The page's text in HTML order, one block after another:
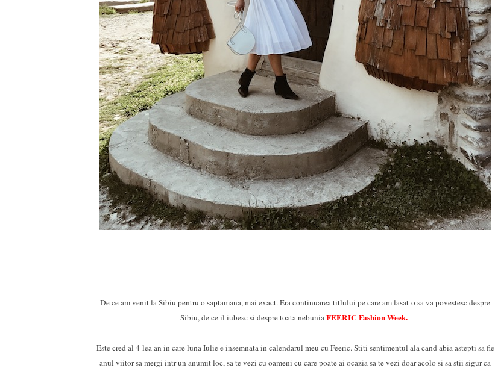
De ce am venit la Sibiu pentru o saptamana, mai exact. Era continuarea titlului pe care am lasat-o sa va povestesc despre
Sibiu, de ce il iubesc si despre toata nebuniaFEERIC Fashion Week.
Este cred al 4-lea an in care luna Iulie e insemnata in calendarul meu cu Feeric. Stiti sentimentul ala cand abia astepti sa fie
anul viitor sa mergi intr-un anumit loc, sa te vezi cu oameni cu care poate ai ocazia sa te vezi doar acolo si sa stii sigur ca